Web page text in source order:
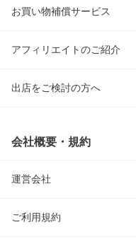
お買い物補償サービス
アフィリエイトのご紹介
出店をご検討の方へ
会社概要・規約
運営会社
ご利用規約